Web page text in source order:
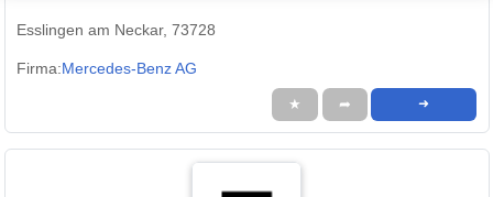
Esslingen am Neckar, 73728
Firma:Mercedes-Benz AG
★ ➦ ➜